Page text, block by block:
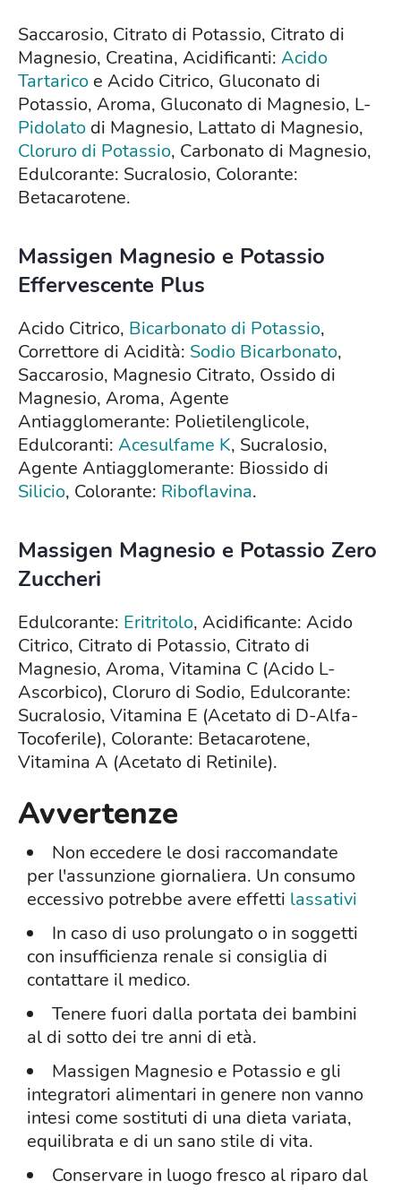
Saccarosio, Citrato di Potassio, Citrato di
Magnesio, Creatina, Acidificanti: Acido
Tartarico e Acido Citrico, Gluconato di
Potassio, Aroma, Gluconato di Magnesio, L-
Pidolato di Magnesio, Lattato di Magnesio,
Cloruro di Potassio, Carbonato di Magnesio,
Edulcorante: Sucralosio, Colorante:
Betacarotene.
Massigen Magnesio e Potassio
Effervescente Plus
Acido Citrico, Bicarbonato di Potassio,
Correttore di Acidità: Sodio Bicarbonato,
Saccarosio, Magnesio Citrato, Ossido di
Magnesio, Aroma, Agente
Antiagglomerante: Polietilenglicole,
Edulcoranti: Acesulfame K, Sucralosio,
Agente Antiagglomerante: Biossido di
Silicio, Colorante: Riboflavina.
Massigen Magnesio e Potassio Zero
Zuccheri
Edulcorante: Eritritolo, Acidificante: Acido
Citrico, Citrato di Potassio, Citrato di
Magnesio, Aroma, Vitamina C (Acido L-
Ascorbico), Cloruro di Sodio, Edulcorante:
Sucralosio, Vitamina E (Acetato di D-Alfa-
Tocoferile), Colorante: Betacarotene,
Vitamina A (Acetato di Retinile).
Avvertenze
Non eccedere le dosi raccomandate
per l'assunzione giornaliera. Un consumo
eccessivo potrebbe avere effetti lassativi
In caso di uso prolungato o in soggetti
con insufficienza renale si consiglia di
contattare il medico.
Tenere fuori dalla portata dei bambini
al di sotto dei tre anni di età.
Massigen Magnesio e Potassio e gli
integratori alimentari in genere non vanno
intesi come sostituti di una dieta variata,
equilibrata e di un sano stile di vita.
Conservare in luogo fresco al riparo dal